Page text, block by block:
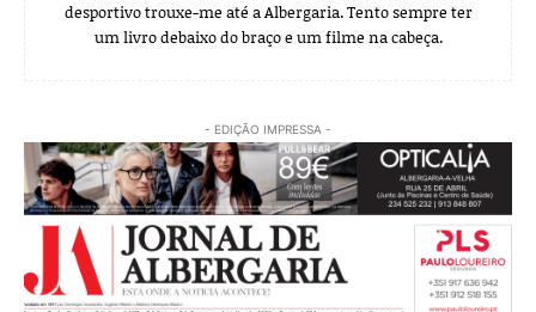
desportivo trouxe-me até a Albergaria. Tento sempre ter
um livro debaixo do braço e um filme na cabeça.
- EDIÇÃO IMPRESSA -